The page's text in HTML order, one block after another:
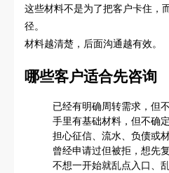
这些材料不是为了把客户卡住，
径。
材料越清楚，后面沟通越有效。
哪些客户适合先咨询
已经有明确周转需求，但
手里有基础材料，但不确
担心征信、流水、负债或
曾经申请过但被拒，想先复
不想一开始就乱点入口、乱